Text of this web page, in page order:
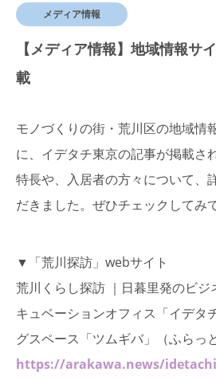
メディア情報
【メディア情報】地域情報サ
載
モノづくりの街・荒川区の地域情
に、イデタチ東京の記事が掲載さ
特長や、入居者の方々について、
だきました。ぜひチェックしてみ
▼「荒川探訪」webサイト
荒川くらし探訪 ｜日暮里発のビジ
キュベーションオフィス「イデタ
グスペース「ツムギバ」（ふらっ
https://arakawa.news/